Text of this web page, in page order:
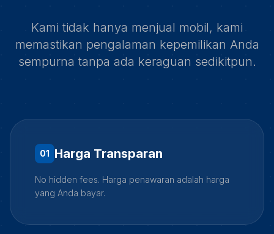
Kami tidak hanya menjual mobil, kami
memastikan pengalaman kepemilikan Anda
sempurna tanpa ada keraguan sedikitpun.
01 Harga Transparan
No hidden fees. Harga penawaran adalah harga
yang Anda bayar.